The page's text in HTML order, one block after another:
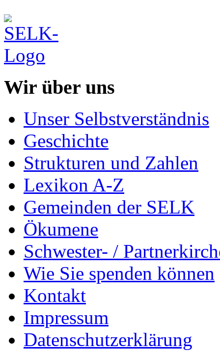
Wir über uns
Unser Selbstverständnis
Geschichte
Strukturen und Zahlen
Lexikon A-Z
Gemeinden der SELK
Ökumene
Schwester- /
Wie Sie spenden können
Kontakt
Impressum
Datenschutzerklärung